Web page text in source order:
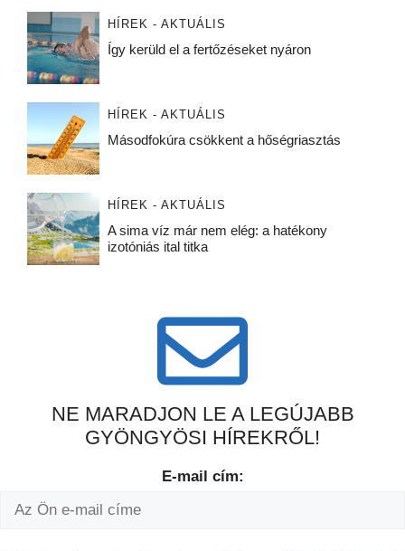
HÍREK - AKTUÁLIS
Így kerüld el a fertőzéseket nyáron
HÍREK - AKTUÁLIS
Másodfokúra csökkent a hőségriasztás
HÍREK - AKTUÁLIS
A sima víz már nem elég: a hatékony
izotóniás ital titka
NE MARADJON LE A LEGÚJABB
GYÖNGYÖSI HÍREKRŐL!
E-mail cím: